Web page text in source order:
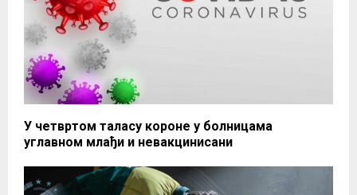
У четвртом таласу короне у болницама
углавном млађи и невакцинисани